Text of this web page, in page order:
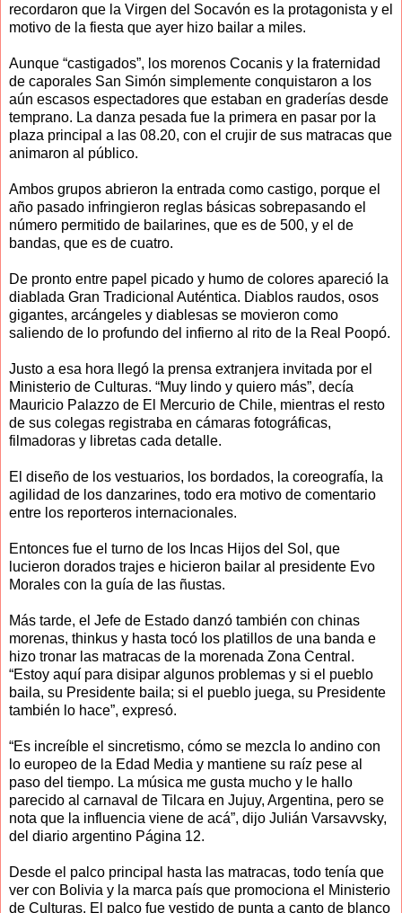
recordaron que la Virgen del Socavón es la protagonista y el
motivo de la fiesta que ayer hizo bailar a miles.
Aunque “castigados”, los morenos Cocanis y la fraternidad
de caporales San Simón simplemente conquistaron a los
aún escasos espectadores que estaban en graderías desde
temprano. La danza pesada fue la primera en pasar por la
plaza principal a las 08.20, con el crujir de sus matracas que
animaron al público.
Ambos grupos abrieron la entrada como castigo, porque el
año pasado infringieron reglas básicas sobrepasando el
número permitido de bailarines, que es de 500, y el de
bandas, que es de cuatro.
De pronto entre papel picado y humo de colores apareció la
diablada Gran Tradicional Auténtica. Diablos raudos, osos
gigantes, arcángeles y diablesas se movieron como
saliendo de lo profundo del infierno al rito de la Real Poopó.
Justo a esa hora llegó la prensa extranjera invitada por el
Ministerio de Culturas. “Muy lindo y quiero más”, decía
Mauricio Palazzo de El Mercurio de Chile, mientras el resto
de sus colegas registraba en cámaras fotográficas,
filmadoras y libretas cada detalle.
El diseño de los vestuarios, los bordados, la coreografía, la
agilidad de los danzarines, todo era motivo de comentario
entre los reporteros internacionales.
Entonces fue el turno de los Incas Hijos del Sol, que
lucieron dorados trajes e hicieron bailar al presidente Evo
Morales con la guía de las ñustas.
Más tarde, el Jefe de Estado danzó también con chinas
morenas, thinkus y hasta tocó los platillos de una banda e
hizo tronar las matracas de la morenada Zona Central.
“Estoy aquí para disipar algunos problemas y si el pueblo
baila, su Presidente baila; si el pueblo juega, su Presidente
también lo hace”, expresó.
“Es increíble el sincretismo, cómo se mezcla lo andino con
lo europeo de la Edad Media y mantiene su raíz pese al
paso del tiempo. La música me gusta mucho y le hallo
parecido al carnaval de Tilcara en Jujuy, Argentina, pero se
nota que la influencia viene de acá”, dijo Julián Varsavvsky,
del diario argentino Página 12.
Desde el palco principal hasta las matracas, todo tenía que
ver con Bolivia y la marca país que promociona el Ministerio
de Culturas. El palco fue vestido de punta a canto de blanco